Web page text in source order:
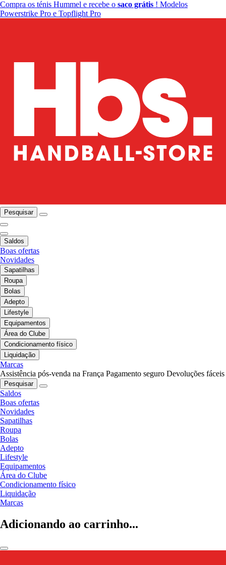
Compra os ténis Hummel e recebe o saco grátis ! Modelos
Powerstrike Pro e Topflight Pro
Pesquisar
Saldos
Boas ofertas
Novidades
Sapatilhas
Roupa
Bolas
Adepto
Lifestyle
Equipamentos
Área do Clube
Condicionamento físico
Liquidação
Marcas
Assistência pós-venda na França Pagamento seguro Devoluções fáceis
Pesquisar
Saldos
Boas ofertas
Novidades
Sapatilhas
Roupa
Bolas
Adepto
Lifestyle
Equipamentos
Área do Clube
Condicionamento físico
Liquidação
Marcas
Adicionando ao carrinho...